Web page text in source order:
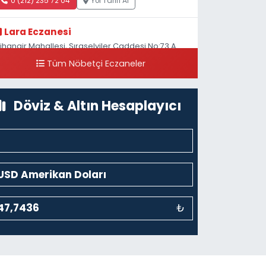
Lara Eczanesi
Mahallesi, Sıraselviler Caddesi No:73 A
Tüm Nöbetçi Eczaneler
Döviz & Altın Hesaplayıcı
₺